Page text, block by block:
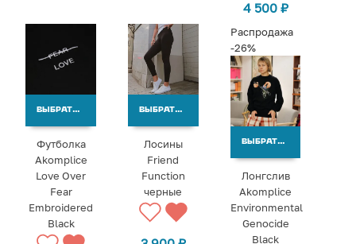
4 500 ₽
ВЫБРАТЬ ВАРИАНТЫ
Футболка
Akomplice
Love Over
Fear
Embroidered
Black
ВЫБРАТЬ ВАРИАНТЫ
Лосины
Friend
Function
черные
Распродажа
-26%
ВЫБРАТЬ ВАРИАНТЫ
Лонгслив
Akomplice
Environmental
Genocide
Black